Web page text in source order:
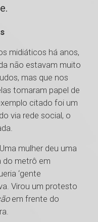
midiáticos há anos,
não estavam muito
mas que nos
tomaram papel de
citado foi um
via rede social, o
mulher deu uma
do metrô em
‘gente
Virou um protesto
em frente do